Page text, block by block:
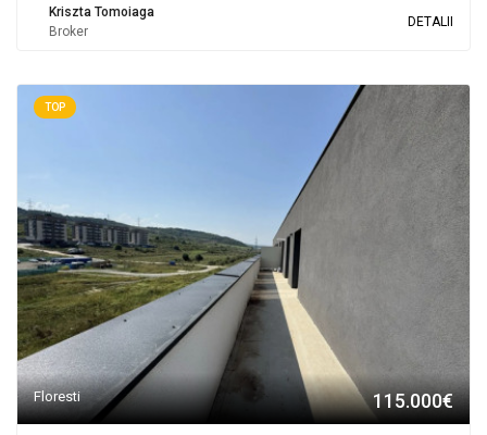
Kriszta Tomoiaga
Broker
DETALII
TOP
Floresti 115.000€